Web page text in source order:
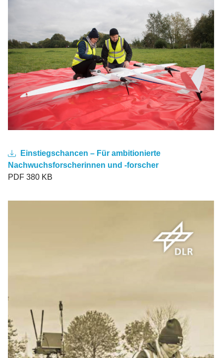
Einstiegschancen – Für ambitionierte
Nachwuchsforscherinnen und -forscher
PDF 380 KB